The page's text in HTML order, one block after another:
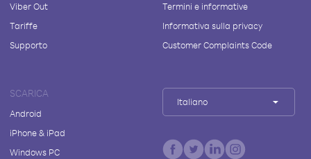
Viber Out
Tariffe
Supporto
Termini e informative
Informativa sulla privacy
Customer Complaints Code
SCARICA
Android
iPhone & iPad
Windows PC
Italiano